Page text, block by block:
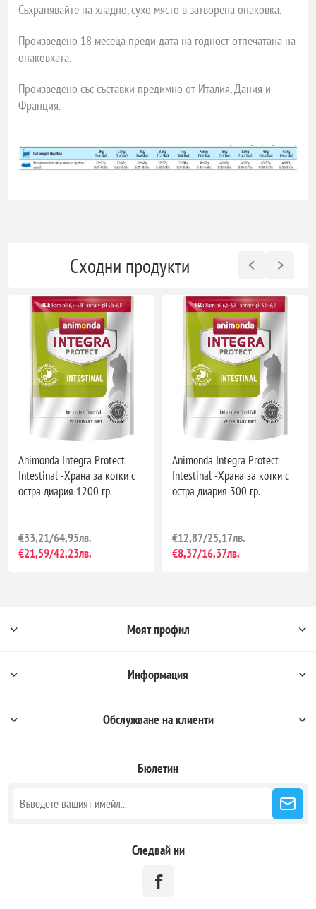
Съхранявайте на хладно, сухо място в затворена опаковка.
Произведено 18 месеца преди дата на годност отпечатана на
опаковката.
Произведено със съставки предимно от Италия, Дания и
Франция.
Сходни продукти
Animonda Integra Protect
Intestinal -Храна за котки с
остра диария 1200 гр.
€33,21/64,95лв.
€21,59/42,23лв.
Animonda Integra Protect
Intestinal -Храна за котки с
остра диария 300 гр.
€12,87/25,17лв.
€8,37/16,37лв.
Моят профил
Информация
Обслужване на клиенти
Бюлетин
Следвай ни